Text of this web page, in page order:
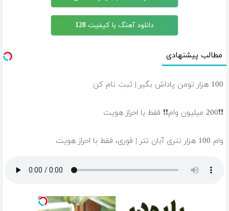
دانلود آهنگ با کیفیت 128
مطالب پیشنهادی
100 هزار تومن پاداش بگیر | ثبت نام کن
❗❗200 میلیون وام❗❗ فقط با احراز هویت
وام 100 هزار تتری آبان تتر | فوری، فقط با احراز هویت